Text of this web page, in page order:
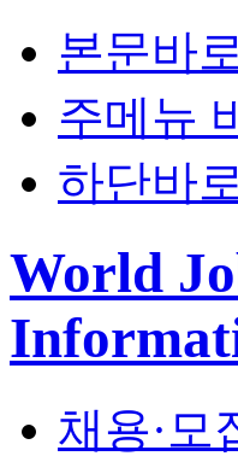
본문바
주메뉴
하단바
World
채용·모